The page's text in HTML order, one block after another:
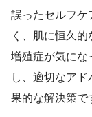
誤ったセルフケ
く、肌に恒久
増殖症が気にな
し、適切なア
果的な解決策で